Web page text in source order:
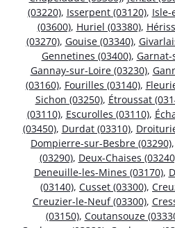
(03220), Isserpent (03120), Isle-
(03600), Huriel (03380),
(03270), Gouise (03340),
Gennetines (03400), Garnat-
Gannay-sur-Loire (03230),
(03160), Fourilles (03140),
Sichon (03250), Étroussat
(03110), Escurolles (03110),
(03450), Durdat (03310),
Dompierre-sur-Besbre (03290),
(03290), Deux-Chaises
Deneuille-les-Mines (03170),
(03140), Cusset (03300),
Creuzier-le-Neuf (03300),
(03150), Coutansouze